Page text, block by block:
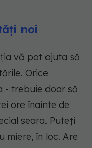
noi
vă pot ajuta să
Orice
- trebuie doar să
ore înainte de
seara. Puteți
miere, în loc. Are